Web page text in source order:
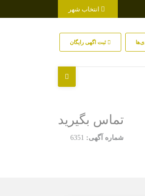
ثبت اگهی رایگان
تماس بگیرید
شماره آگهی: 6351